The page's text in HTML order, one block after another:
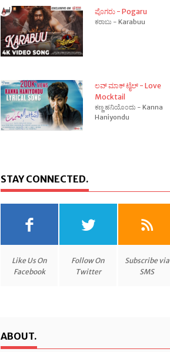
ಪೊಗರು - Pogaru
ಕರಾಬು - Karabuu
ಲವ್ ಮಾಕ್ ಟೈಲ್ - Love
Mocktail
ಕಣ್ಣ ಹನಿಯೊಂದು - Kanna
Haniyondu
STAY CONNECTED.
Like Us On
Facebook
Follow On
Twitter
Subscribe via
SMS
ABOUT.